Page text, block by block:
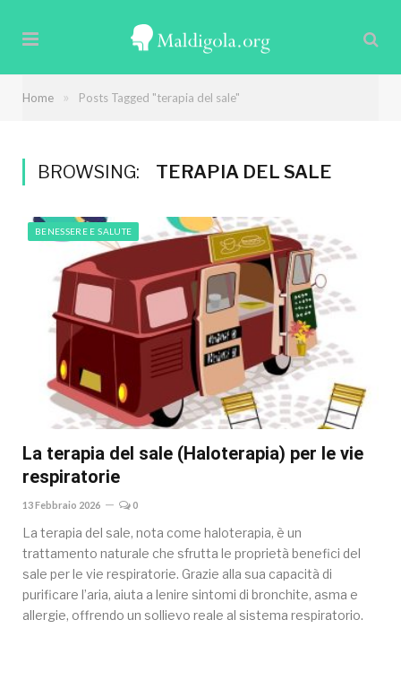
Home » Posts Tagged "terapia del sale"
BROWSING: TERAPIA DEL SALE
BENESSERE E SALUTE
La terapia del sale (Haloterapia) per le vie
respiratorie
13 Febbraio 2026 0
La terapia del sale, nota come haloterapia, è un
trattamento naturale che sfrutta le proprietà benefici del
sale per le vie respiratorie. Grazie alla sua capacità di
purificare l’aria, aiuta a lenire sintomi di bronchite, asma e
allergie, offrendo un sollievo reale al sistema respiratorio.